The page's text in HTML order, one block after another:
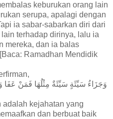
keburukan orang lain
serupa, apalagi dengan
ia sabar-sabarkan diri dari
terhadap dirinya, lalu ia
mereka, dan ia balas
Ramadhan Mendidik
adalah kejahatan yang
dan berbuat baik